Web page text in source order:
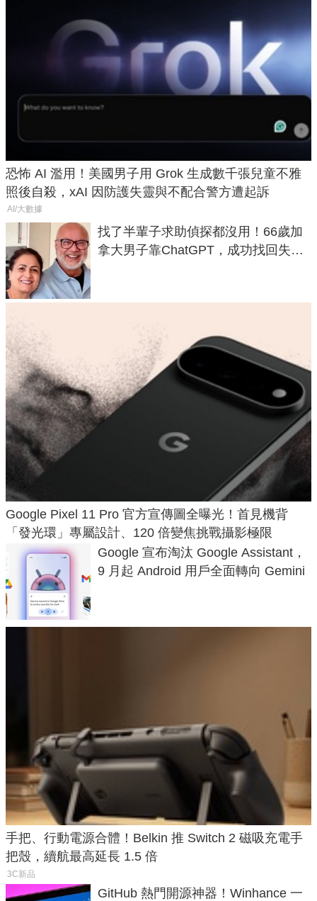
恐怖 AI 濫用！美國男子用 Grok 生成數千張兒童不雅
照後自殺，xAI 因防護失靈與不配合警方遭起訴
AI/大數據
找了半輩子求助偵探都沒用！66歲加
拿大男子靠ChatGPT，成功找回失散
Google Pixel 11 Pro 官方宣傳圖全曝光！首見機背
「發光環」專屬設計、120 倍變焦挑戰攝影極限
Google 宣布淘汰 Google Assistant，
9 月起 Android 用戶全面轉向 Gemini
手把、行動電源合體！Belkin 推 Switch 2 磁吸充電手
把殼，續航最高延長 1.5 倍
3C新品
GitHub 熱門開源神器！Winhance 一